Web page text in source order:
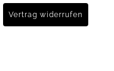
Vertrag widerrufen